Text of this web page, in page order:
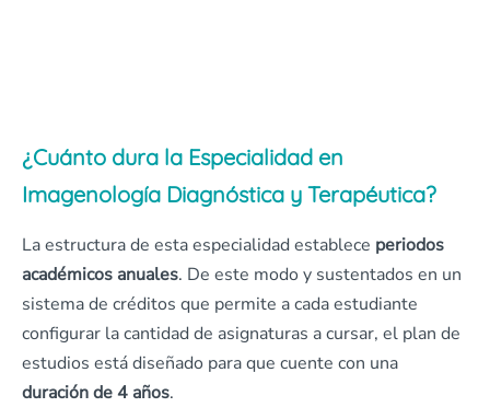
¿Cuánto dura la Especialidad en
Imagenología Diagnóstica y Terapéutica?
La estructura de esta especialidad establece periodos
académicos anuales. De este modo y sustentados en un
sistema de créditos que permite a cada estudiante
configurar la cantidad de asignaturas a cursar, el plan de
estudios está diseñado para que cuente con una
duración de 4 años.